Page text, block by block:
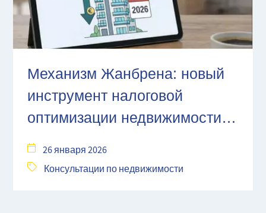
Механизм Жанбрена: новый
инструмент налоговой
оптимизации недвижимости,
пришедший на смену Pinel
26 января 2026
Консультации по недвижимости